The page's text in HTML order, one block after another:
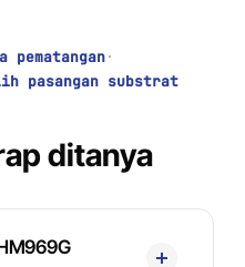
pematangan·
pasangan substrat
ditanya